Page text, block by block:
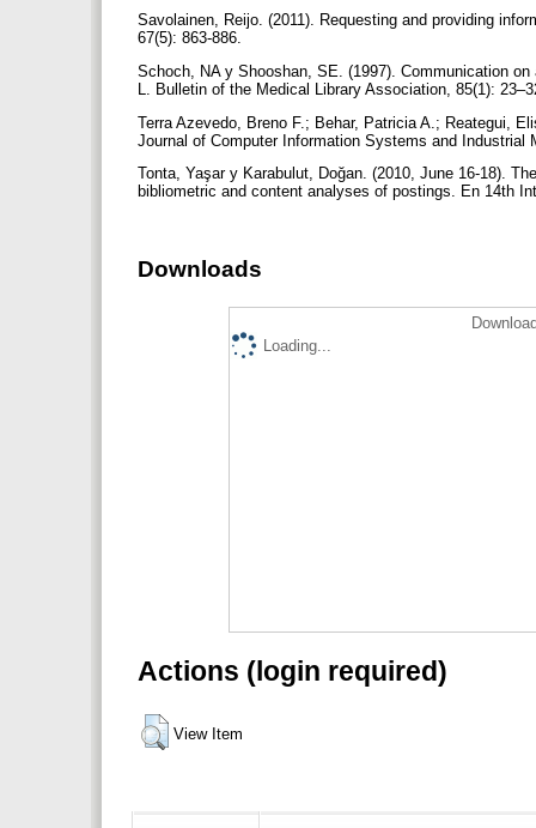
Savolainen, Reijo. (2011). Requesting and providing
67(5): 863-886.
Schoch, NA y Shooshan, SE. (1997). Communication
L. Bulletin of the Medical Library Association, 85(1):
Terra Azevedo, Breno F.; Behar, Patricia A.; Reategui,
Journal of Computer Information Systems and Industrial
Tonta, Yaşar y Karabulut, Doğan. (2010, June 16-18).
bibliometric and content analyses of postings. En 14th
Downloads
Loading...
Actions (login required)
View Item